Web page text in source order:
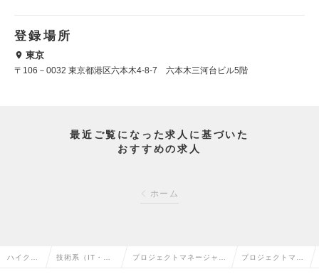
登録場所
東京
〒106－0032 東京都港区六本木4-8-7 六本木三河台ビル5階
最近ご覧になった求人に基づいた
おすすめの求人
ホーム
ハイクラ 技術系（IT・We プロジェクトマネージャー プロジェクトマネ